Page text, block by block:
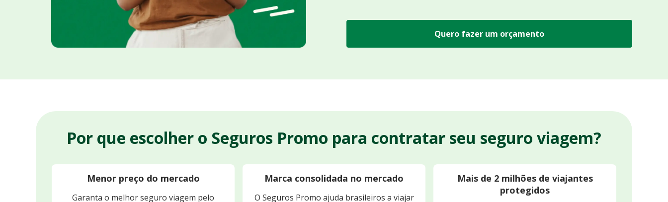
Quero fazer um orçamento
Por que escolher o Seguros Promo para contratar seu seguro viagem?
Menor preço do mercado
Garanta o melhor seguro viagem pelo
Marca consolidada no mercado
O Seguros Promo ajuda brasileiros a viajar
Mais de 2 milhões de viajantes
protegidos